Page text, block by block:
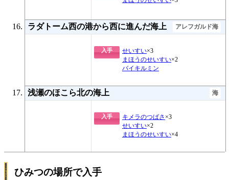
ラダトーム西の港から西に進んだ海上 アレフガルド海
入手 せいすい×3
まほうのせいすい×2
バイキルミン
浅瀬のほこら北の海上 海
入手 キメラのつばさ ×3
せいすい×2
まほうのせいすい×4
ひみつの場所で入手